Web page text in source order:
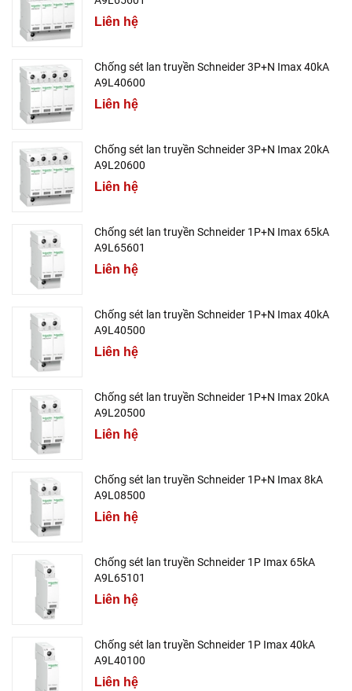
Liên hệ
Chống sét lan truyền Schneider 3P+N Imax 40kA
A9L40600
Liên hệ
Chống sét lan truyền Schneider 3P+N Imax 20kA
A9L20600
Liên hệ
Chống sét lan truyền Schneider 1P+N Imax 65kA
A9L65601
Liên hệ
Chống sét lan truyền Schneider 1P+N Imax 40kA
A9L40500
Liên hệ
Chống sét lan truyền Schneider 1P+N Imax 20kA
A9L20500
Liên hệ
Chống sét lan truyền Schneider 1P+N Imax 8kA
A9L08500
Liên hệ
Chống sét lan truyền Schneider 1P Imax 65kA
A9L65101
Liên hệ
Chống sét lan truyền Schneider 1P Imax 40kA
A9L40100
Liên hệ